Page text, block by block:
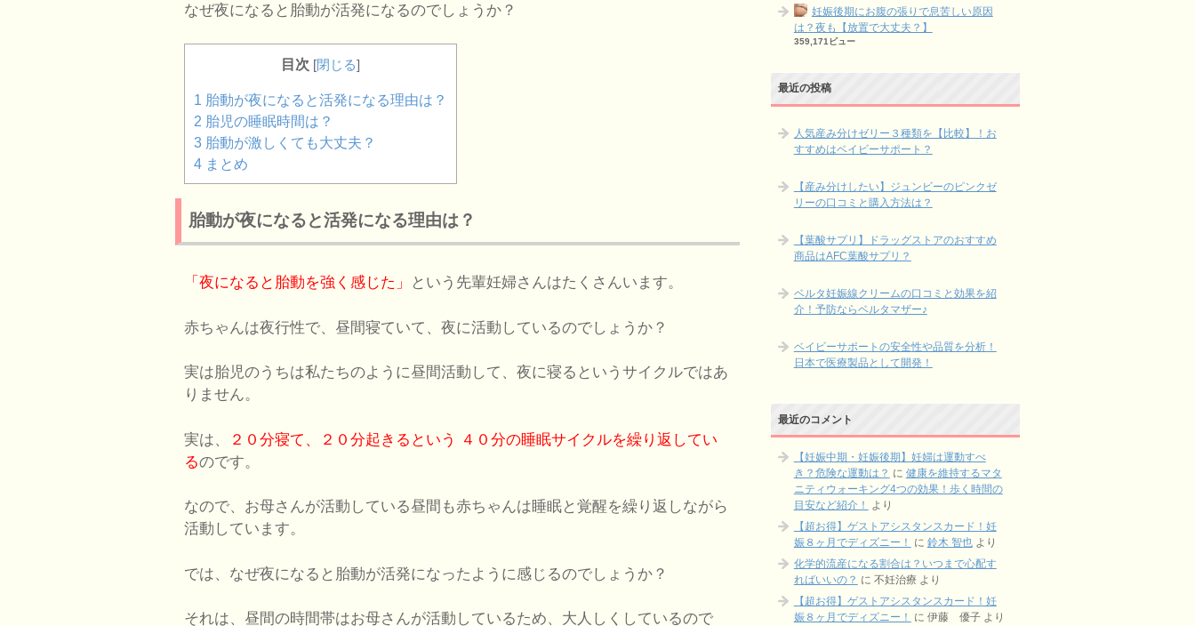
なぜ夜になると胎動が活発になるのでしょうか？
目次 [閉じる]
1 胎動が夜になると活発になる理由は？
2 胎児の睡眠時間は？
3 胎動が激しくても大丈夫？
4 まとめ
胎動が夜になると活発になる理由は？
「夜になると胎動を強く感じた」 という先輩妊婦さんはたくさんいます。
赤ちゃんは夜行性で、昼間寝ていて、夜に活動しているのでしょうか？
実は胎児のうちは私たちのように昼間活動して、夜に寝るというサイクルではあ
りません。
実は、 ２０分寝て、２０分起きるという
４０分の睡眠サイクルを繰り返してい
るのです。
なので、お母さんが活動している昼間も赤ちゃんは睡眠と覚醒を繰り返しながら
活動しています。
では、なぜ夜になると胎動が活発になったように感じるのでしょうか？
それは、昼間の時間帯はお母さんが活動しているため、大人しくしているので
妊娠後期にお腹の張りで息苦しい原因
は？夜も【放置で大丈夫？】
359,171ビュー
最近の投稿
人気産み分けゼリー３種類を【比較】！お
すすめはベイビーサポート？
【産み分けしたい】ジュンビーのピンクゼ
リーの口コミと購入方法は？
【葉酸サプリ】ドラッグストアのおすすめ
商品はAFC葉酸サプリ？
ベルタ妊娠線クリームの口コミと効果を紹
介！予防ならベルタマザー♪
ベイビーサポートの安全性や品質を分析！
日本で医療製品として開発！
最近のコメント
【妊娠中期・妊娠後期】妊婦は運動すべ
き？危険な運動は？ に 健康を維持するマタ
ニティウォーキング4つの効果！歩く時間の
目安など紹介！
より
【超お得】ゲストアシスタンスカード！妊
娠８ヶ月でディズニー！
に 鈴木 智也より
化学的流産になる割合は？いつまで心配す
ればいいの？ に 不妊治療 より
【超お得】ゲストアシスタンスカード！妊
娠８ヶ月でディズニー！
に 伊藤 優子より